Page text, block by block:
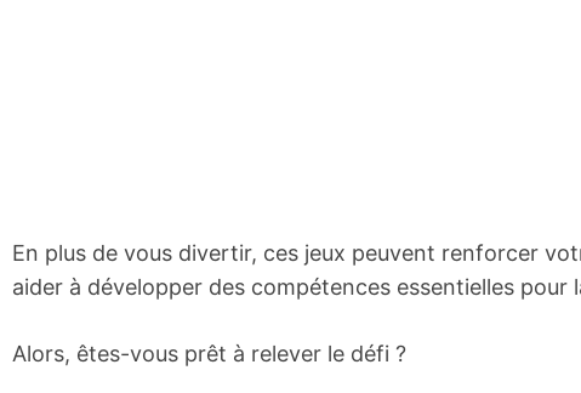
En plus de vous divertir, ces jeux peuvent renforcer
aider à développer des compétences essentielles pour
Alors, êtes-vous prêt à relever le défi ?